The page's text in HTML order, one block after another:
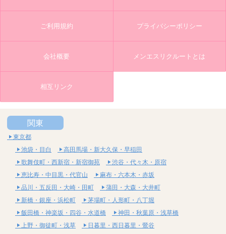
ご利用規約 プライバシーポリシー
会社概要 メンエスリクルートとは
相互リンク
関東
東京都
池袋・目白
高田馬場・新大久保・早稲田
歌舞伎町・西新宿・新宿御苑
渋谷・代々木・原宿
恵比寿・中目黒・代官山
麻布・六本木・赤坂
品川・五反田・大崎・田町
蒲田・大森・大井町
新橋・銀座・浜松町
茅場町・人形町・八丁堀
飯田橋・神楽坂・四谷・水道橋
神田・秋葉原・浅草橋
上野・御徒町・浅草
日暮里・西日暮里・鶯谷